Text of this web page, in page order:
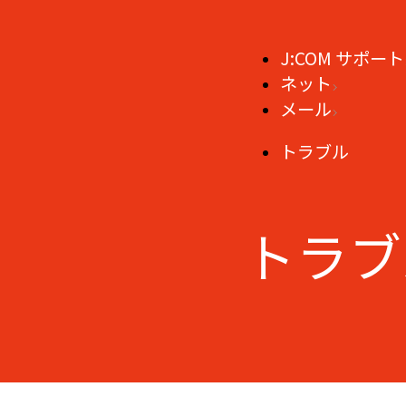
J:COM サポート
ネット
メール
トラブル
トラ